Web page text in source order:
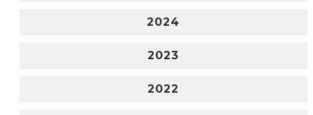
2024
2023
2022